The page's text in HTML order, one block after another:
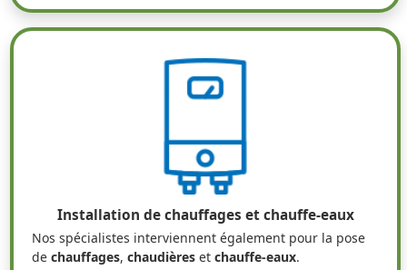
Installation de chauffages et chauffe-eaux
Nos spécialistes interviennent également pour la pose
de chauffages, chaudières et chauffe-eaux.